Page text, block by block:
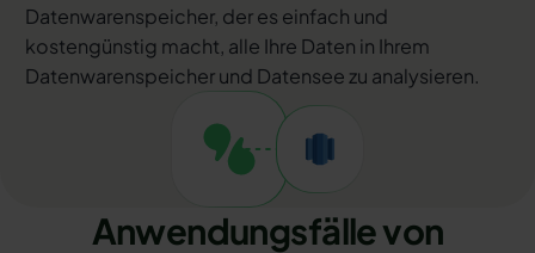
Datenwarenspeicher, der es einfach und
kostengünstig macht, alle Ihre Daten in Ihrem
Datenwarenspeicher und Datensee zu analysieren.
Anwendungsfälle von